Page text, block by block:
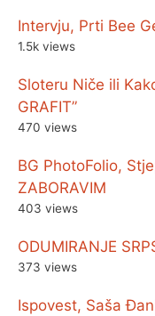
Intervju, Prti Bee
1.5k views
Sloteru Niče ili
GRAFIT”
470 views
BG PhotoFolio,
ZABORAVIM
403 views
ODUMIRANJE
373 views
Ispovest, Saša